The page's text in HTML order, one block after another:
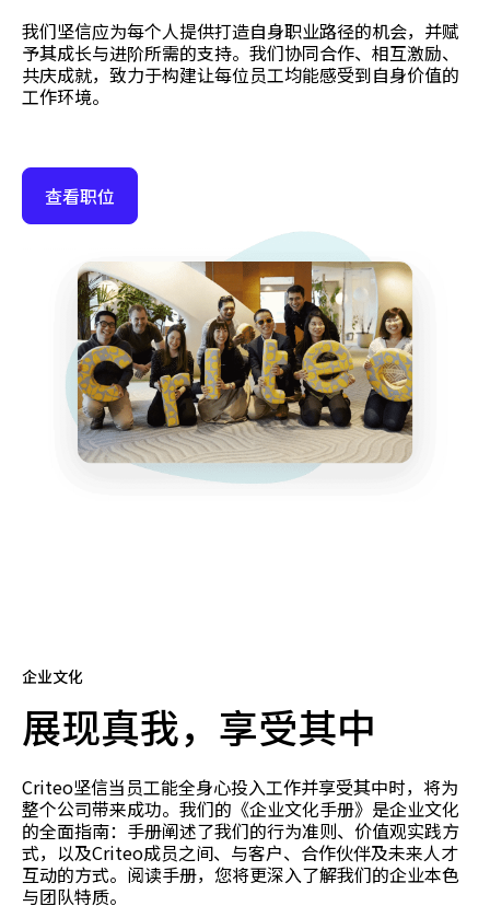
我们坚信应为每个人提供打造自身职业路径的机会，并赋
予其成长与进阶所需的支持。我们协同合作、相互激励、
共庆成就，致力于构建让每位员工均能感受到自身价值的
工作环境。
查看职位
企业文化
展现真我，享受其中
Criteo坚信当员工能全身心投入工作并享受其中时，将为
整个公司带来成功。我们的《企业文化手册》是企业文化
的全面指南：手册阐述了我们的行为准则、价值观实践方
式，以及Criteo成员之间、与客户、合作伙伴及未来人才
互动的方式。阅读手册，您将更深入了解我们的企业本色
与团队特质。